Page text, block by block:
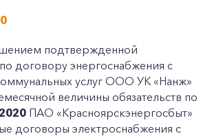
подтвержденной
договору энергоснабжения с
услуг ООО УК «Нанж»
величины обязательств по
ПАО «Красноярскэнергосбыт»
договоры электроснабжения с